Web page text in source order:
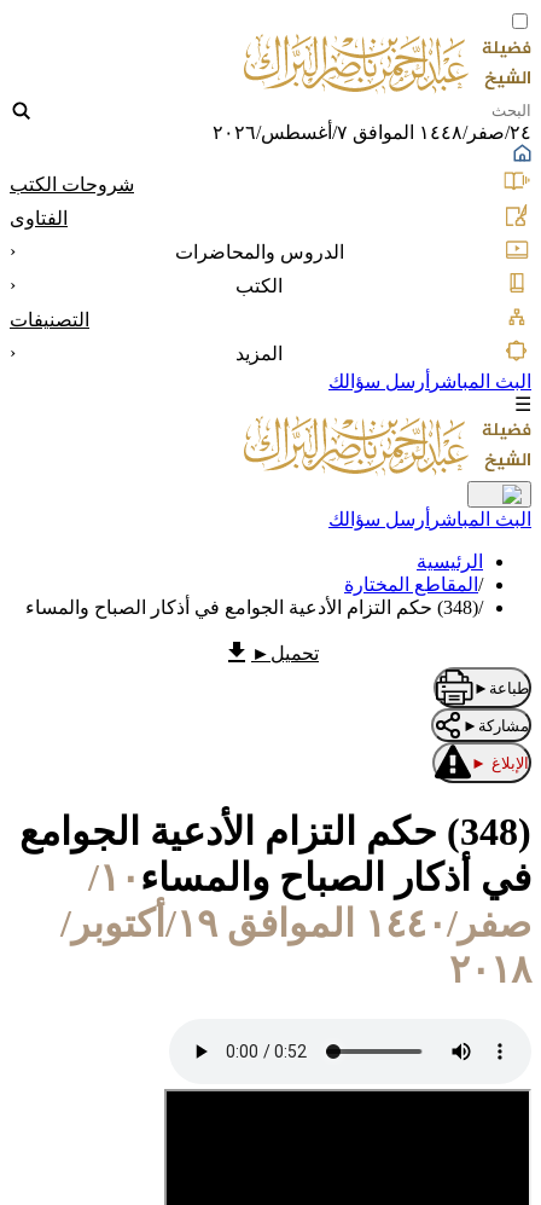
٢٤/صفر/١٤٤٨ الموافق ٧/أغسطس/٢٠٢٦
شروحات الكتب
الفتاوى
الدروس والمحاضرات
‹
الكتب
‹
التصنيفات
المزيد
‹
البث المباشر أرسل سؤالك
☰
البث المباشر أرسل سؤالك
الرئيسية
/ المقاطع المختارة
/(348) حكم التزام الأدعية الجوامع في أذكار الصباح والمساء
تحميل ►
طباعة ►
مشاركة ►
الإبلاغ ►
(348) حكم التزام الأدعية الجوامع
في أذكار الصباح والمساء
١٠/
صفر/١٤٤٠ الموافق ١٩/أكتوبر/
٢٠١٨